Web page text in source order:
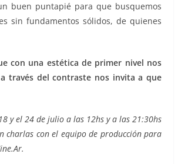
buen puntapié para que busquemos
sin fundamentos sólidos, de quienes
con una estética de primer nivel nos
través del contraste nos invita a que
y el 24 de julio a las 12hs y a las 21:30hs
charlas con el equipo de producción para